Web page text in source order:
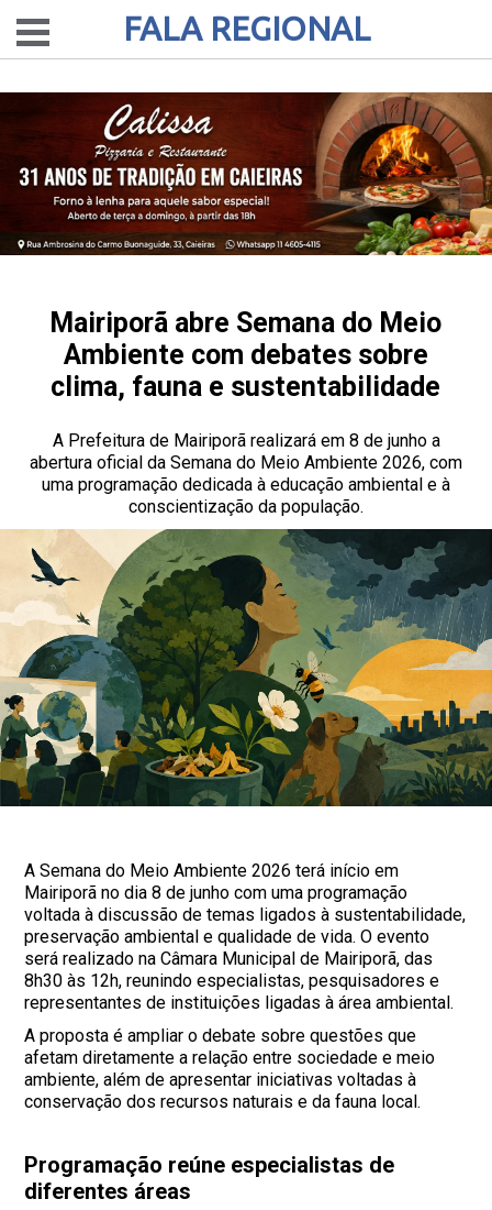
FALA REGIONAL
Mairiporã abre Semana do Meio
Ambiente com debates sobre
clima, fauna e sustentabilidade
A Prefeitura de Mairiporã realizará em 8 de junho a
abertura oficial da Semana do Meio Ambiente 2026, com
uma programação dedicada à educação ambiental e à
conscientização da população.
A Semana do Meio Ambiente 2026 terá início em
Mairiporã no dia 8 de junho com uma programação
voltada à discussão de temas ligados à sustentabilidade,
preservação ambiental e qualidade de vida. O evento
será realizado na Câmara Municipal de Mairiporã, das
8h30 às 12h, reunindo especialistas, pesquisadores e
representantes de instituições ligadas à área ambiental.
A proposta é ampliar o debate sobre questões que
afetam diretamente a relação entre sociedade e meio
ambiente, além de apresentar iniciativas voltadas à
conservação dos recursos naturais e da fauna local.
Programação reúne especialistas de
diferentes áreas